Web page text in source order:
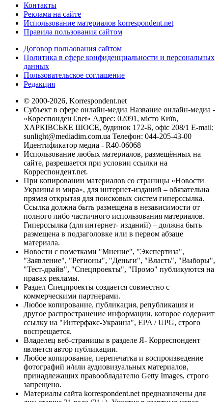
Контакты
Реклама на сайте
Использование материалов korrespondent.net
Правила пользования сайтом
Договор пользования сайтом
Политика в сфере конфиденциальности и персональных
данных
Пользовательское соглашение
Редакция
© 2000-2026, Korrespondent.net
Субъект в сфере онлайн-медиа Название онлайн-медиа -
«КореспонденТ.net» Адрес: 02091, місто Київ,
ХАРКІВСЬКЕ ШОСЕ, будинок 172-Б, офіс 208/1 E-mail:
sunlight@mediadim.com.ua Телефон: 044-205-43-00
Идентификатор медиа - R40-06068
Использование любых материалов, размещённых на
сайте, разрешается при условии ссылки на
Корреспондент.net.
При копировании материалов со страницы «Новости
Украины и мира», для интернет-изданий – обязательна
прямая открытая для поисковых систем гиперссылка.
Ссылка должна быть размещена в независимости от
полного либо частичного использования материалов.
Гиперссылка (для интернет- изданий) – должна быть
размещена в подзаголовке или в первом абзаце
материала.
Новости с пометками "Мнение", "Экспертиза",
"Заявление", "Регионы", "Деньги", "Власть", "Выборы",
"Тест-драйв", "Спецпроекты", "Промо" публикуются на
правах рекламы.
Раздел Спецпроекты создается совместно с
коммерческими партнерами.
Любое копирование, публикация, републикация и
другое распространение информации, которое содержит
ссылку на "Интерфакс-Украина", EPA / UPG, строго
воспрещается.
Владелец веб-страницы в разделе Я- Корреспондент
является автор публикации.
Любое копирование, перепечатка и воспроизведение
фотографий и/или аудиовизуальных материалов,
принадлежащих правообладателю Getty Images, строго
запрещено.
Материалы сайта korrespondent.net предназначены для